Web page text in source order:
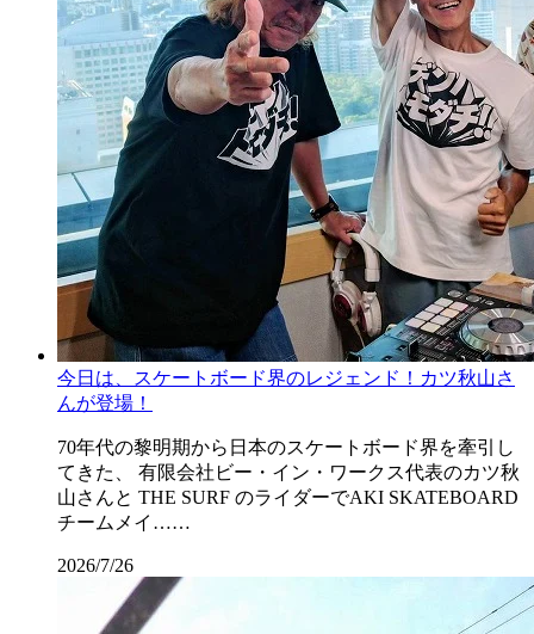
今日は、スケートボード界のレジェンド！カツ秋山さ
んが登場！
70年代の黎明期から日本のスケートボード界を牽引し
てきた、 有限会社ビー・イン・ワークス代表のカツ秋
山さんと THE SURF のライダーでAKI SKATEBOARD
チームメイ……
2026/7/26